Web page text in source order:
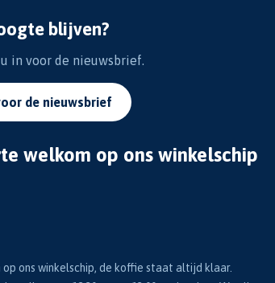
blijven?
in voor de nieuwsbrief.
de nieuwsbrief
welkom op ons winkelschip
ons winkelschip, de koffie staat altijd klaar.